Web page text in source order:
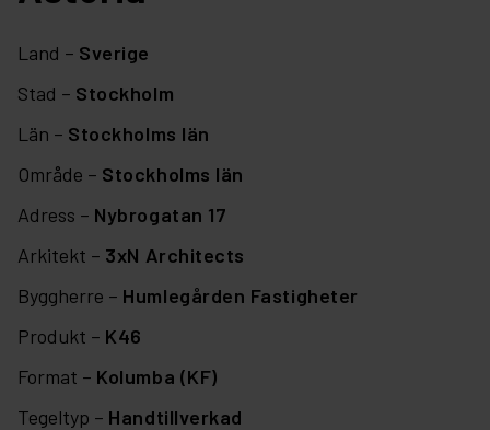
Land – Sverige
Stad – Stockholm
Län – Stockholms län
Område – Stockholms län
Adress – Nybrogatan 17
Arkitekt – 3xN Architects
Byggherre – Humlegården Fastigheter
Produkt – K46
Format – Kolumba (KF)
Tegeltyp – Handtillverkad